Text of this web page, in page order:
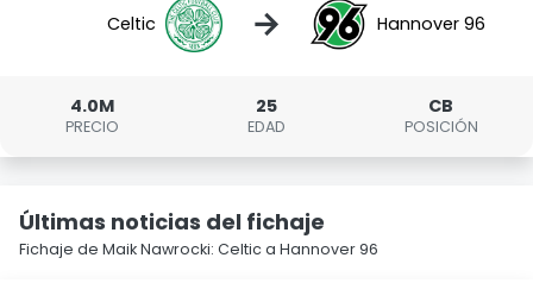
Celtic → Hannover 96
4.0M
PRECIO
25
EDAD
CB
POSICIÓN
Últimas noticias del fichaje
Fichaje de Maik Nawrocki: Celtic a Hannover 96